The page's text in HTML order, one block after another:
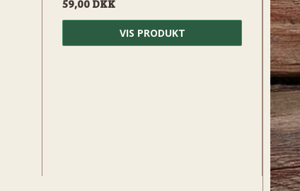
59,00 DKK
VIS PRODUKT